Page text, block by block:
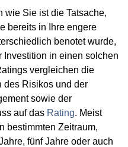
wie Sie ist die Tatsache,
bereits in Ihre engere
benotet wurde,
in einen solchen
vergleichen die
des Risikos und der
sowie der
auf das Rating. Meist
bestimmten Zeitraum,
fünf Jahre oder auch